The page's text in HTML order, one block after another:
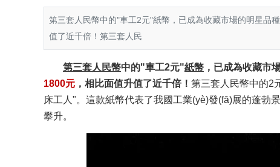
第三套人民幣中的"車工2元"紙幣，已成為收藏市場的明星品
值了近千倍！第三套人民
第三套人民幣中的"車工2元"紙幣 ，已成為收藏市
1800元 ，相比面值升值了近千倍！ 第三套人民幣中的2元
床工人"。這款紙幣代表了我國工業(yè)發(fā)展的蓬勃景象
攀升。